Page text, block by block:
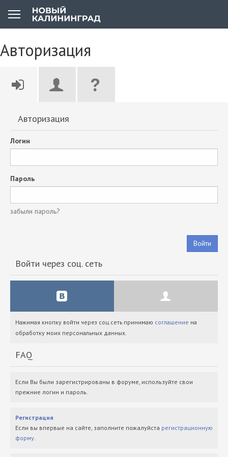
Авторизация
Авторизация
Логин
Пароль
забыли пароль?
Войти
Войти через соц. сеть
Нажимая кнопку войти через соц.сеть принимаю соглашение на
обработку моих персональных данных.
FAQ
Если Вы были зарегистрированы в форуме, используйте свои
прежние логин и пароль.
Регистрация
Если вы впервые на сайте, заполните пожалуйста регистрационную
форму.